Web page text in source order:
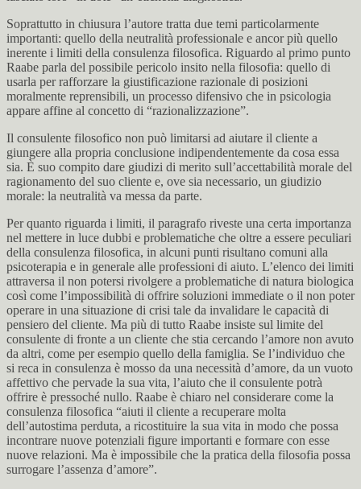
Soprattutto in chiusura l’autore tratta due temi particolarmente
importanti: quello della neutralità professionale e ancor più quello
inerente i limiti della consulenza filosofica. Riguardo al primo punto
Raabe parla del possibile pericolo insito nella filosofia: quello di
usarla per rafforzare la giustificazione razionale di posizioni
moralmente reprensibili, un processo difensivo che in psicologia
appare affine al concetto di “razionalizzazione”.
Il consulente filosofico non può limitarsi ad aiutare il cliente a
giungere alla propria conclusione indipendentemente da cosa essa
sia. È suo compito dare giudizi di merito sull’accettabilità morale del
ragionamento del suo cliente e, ove sia necessario, un giudizio
morale: la neutralità va messa da parte.
Per quanto riguarda i limiti, il paragrafo riveste una certa importanza
nel mettere in luce dubbi e problematiche che oltre a essere peculiari
della consulenza filosofica, in alcuni punti risultano comuni alla
psicoterapia e in generale alle professioni di aiuto. L’elenco dei limiti
attraversa il non potersi rivolgere a problematiche di natura biologica
così come l’impossibilità di offrire soluzioni immediate o il non poter
operare in una situazione di crisi tale da invalidare le capacità di
pensiero del cliente. Ma più di tutto Raabe insiste sul limite del
consulente di fronte a un cliente che stia cercando l’amore non avuto
da altri, come per esempio quello della famiglia. Se l’individuo che
si reca in consulenza è mosso da una necessità d’amore, da un vuoto
affettivo che pervade la sua vita, l’aiuto che il consulente potrà
offrire è pressoché nullo. Raabe è chiaro nel considerare come la
consulenza filosofica “aiuti il cliente a recuperare molta
dell’autostima perduta, a ricostituire la sua vita in modo che possa
incontrare nuove potenziali figure importanti e formare con esse
nuove relazioni. Ma è impossibile che la pratica della filosofia possa
surrogare l’assenza d’amore”.